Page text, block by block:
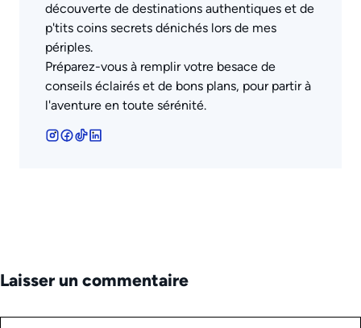
découverte de destinations authentiques et de
p'tits coins secrets dénichés lors de mes
périples.
Préparez-vous à remplir votre besace de
conseils éclairés et de bons plans, pour partir à
l'aventure en toute sérénité.
Laisser un commentaire